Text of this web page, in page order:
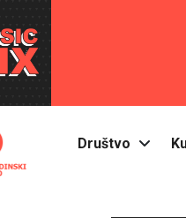
Društvo